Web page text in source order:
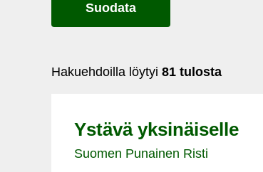
Suodata
Hakuehdoilla löytyi 81 tulosta
Ystävä yksinäiselle
Suomen Punainen Risti